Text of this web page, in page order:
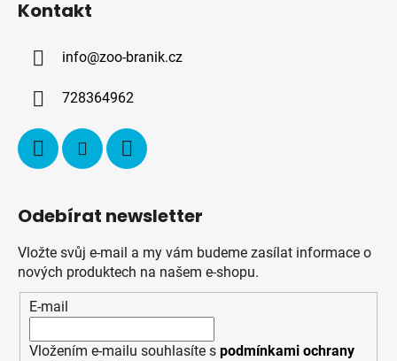
Kontakt
info@zoo-branik.cz
728364962
Odebírat newsletter
Vložte svůj e-mail a my vám budeme zasílat informace o
nových produktech na našem e-shopu.
E-mail
Vložením e-mailu souhlasíte s podmínkami ochrany